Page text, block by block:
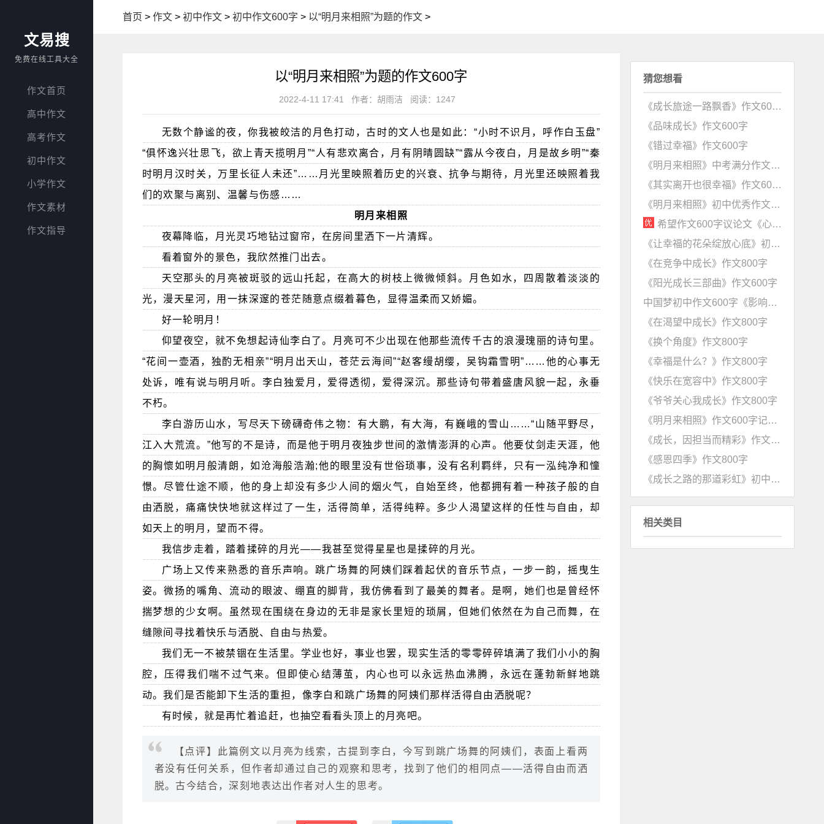
文易搜
免费在线工具大全
作文首页
高中作文
高考作文
初中作文
小学作文
作文素材
作文指导
首页 > 作文> 初中作文> 初中作文600字 > 以“明月来相照”为题的作文>
以“明月来相照”为题的作文600字
2022-4-11 17:41 作者：胡雨洁 阅读：1247
无数个静谧的夜，你我被皎洁的月色打动，古时的文人也是如此：“小时不识月，呼作白玉盘”
“俱怀逸兴壮思飞，欲上青天揽明月”“人有悲欢离合，月有阴晴圆缺”“露从今夜白，月是故乡明”“秦
时明月汉时关，万里长征人未还”……月光里映照着历史的兴衰、抗争与期待，月光里还映照着我
们的欢聚与离别、温馨与伤感……
明月来相照
夜幕降临，月光灵巧地钻过窗帘，在房间里洒下一片清辉。
看着窗外的景色，我欣然推门出去。
天空那头的月亮被斑驳的远山托起，在高大的树枝上微微倾斜。月色如水，四周散着淡淡的
光，漫天星河，用一抹深邃的苍茫随意点缀着暮色，显得温柔而又娇媚。
好一轮明月！
仰望夜空，就不免想起诗仙李白了。月亮可不少出现在他那些流传千古的浪漫瑰丽的诗句里。
“花间一壶酒，独酌无相亲”“明月出天山，苍茫云海间”“赵客缦胡缨，吴钩霜雪明”……他的心事无
处诉，唯有说与明月听。李白独爱月，爱得透彻，爱得深沉。那些诗句带着盛唐风貌一起，永垂
不朽。
李白游历山水，写尽天下磅礴奇伟之物：有大鹏，有大海，有巍峨的雪山……“山随平野尽，
江入大荒流。”他写的不是诗，而是他于明月夜独步世间的激情澎湃的心声。他要仗剑走天涯，他
的胸懷如明月般清朗，如沧海般浩瀚;他的眼里没有世俗琐事，没有名利羁绊，只有一泓纯净和憧
憬。尽管仕途不顺，他的身上却没有多少人间的烟火气，自始至终，他都拥有着一种孩子般的自
由洒脱，痛痛快快地就这样过了一生，活得简单，活得纯粹。多少人渴望这样的任性与自由，却
如天上的明月，望而不得。
我信步走着，踏着揉碎的月光——我甚至觉得星星也是揉碎的月光。
广场上又传来熟悉的音乐声响。跳广场舞的阿姨们踩着起伏的音乐节点，一步一韵，摇曳生
姿。微扬的嘴角、流动的眼波、绷直的脚背，我仿佛看到了最美的舞者。是啊，她们也是曾经怀
揣梦想的少女啊。虽然现在围绕在身边的无非是家长里短的琐屑，但她们依然在为自己而舞，在
缝隙间寻找着快乐与洒脱、自由与热爱。
我们无一不被禁锢在生活里。学业也好，事业也罢，现实生活的零零碎碎填满了我们小小的胸
腔，压得我们喘不过气来。但即使心结薄茧，内心也可以永远热血沸腾，永远在蓬勃新鲜地跳
动。我们是否能卸下生活的重担，像李白和跳广场舞的阿姨们那样活得自由洒脱呢？
有时候，就是再忙着追赶，也抽空看看头顶上的月亮吧。
【点评】此篇例文以月亮为线索，古提到李白，今写到跳广场舞的阿姨们，表面上看两
者没有任何关系，但作者却通过自己的观察和思考，找到了他们的相同点——活得自由而洒
脱。古今结合，深刻地表达出作者对人生的思考。
猜您想看
《成长旅途一路飘香》作文600字
《品味成长》作文600字
《错过幸福》作文600字
《明月来相照》中考满分作文600字
《其实离开也很幸福》作文600字
《明月来相照》初中优秀作文800字
希望作文600字议论文《心怀希望，路在远方》
《让幸福的花朵绽放心底》初中作文600字
《在竞争中成长》作文800字
《阳光成长三部曲》作文600字
中国梦初中作文600字《影响世界的中国梦》
《在渴望中成长》作文800字
《换个角度》作文800字
《幸福是什么？》作文800字
《快乐在宽容中》作文800字
《爷爷关心我成长》作文800字
《明月来相照》作文600字记叙文
《成长，因担当而精彩》作文600字
《感恩四季》作文800字
《成长之路的那道彩虹》初中作文600字(含点评)
相关类目